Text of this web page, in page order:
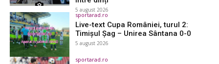
5 august 2026
sportarad.ro
Live-text Cupa României, turul 2:
Timișul Șag – Unirea Sântana 0-0
5 august 2026
sportarad.ro